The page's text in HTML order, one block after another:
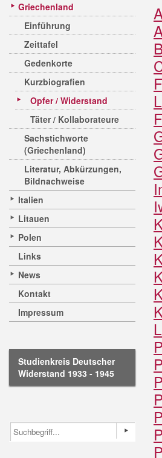
Griechenland
Einführung
Zeittafel
Gedenkorte
Kurzbiografien
Opfer / Widerstand
Täter / Kollaborateure
Sachstichworte
(Griechenland)
Literatur, Abkürzungen,
Bildnachweise
Italien
Litauen
Polen
Links
News
Kontakt
Impressum
Studienkreis Deutscher
Widerstand 1933 - 1945